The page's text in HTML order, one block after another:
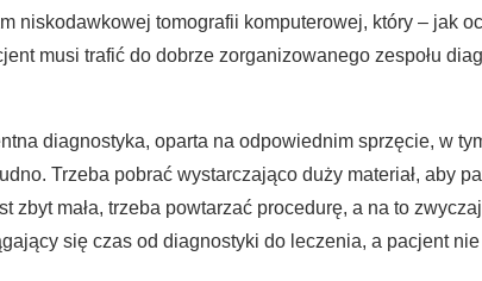
niskodawkowej tomografii komputerowej, który – jak
musi trafić do dobrze zorganizowanego zespołu
diagnostyka, oparta na odpowiednim sprzęcie, w
Trzeba pobrać wystarczająco duży materiał, aby
mała, trzeba powtarzać procedurę, a na to
się czas od diagnostyki do leczenia, a pacjent